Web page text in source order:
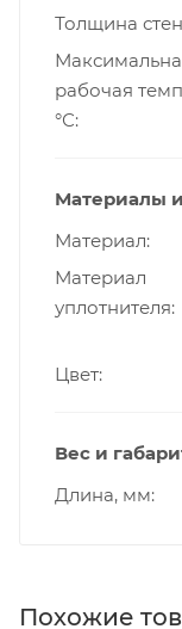
Толщина
рабочая
°С
Материалы
Материал
Материал
уплотнителя
Цвет
Вес и
Длина, мм
Похожие